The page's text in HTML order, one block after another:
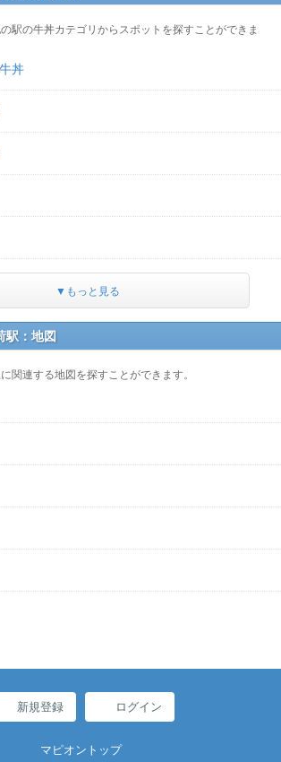
駅の牛丼カテゴリからスポットを探すことができま
丼
▼もっと見る
駅：地図
関連する地図を探すことができます。
新規登録 ログイン
マピオントップ